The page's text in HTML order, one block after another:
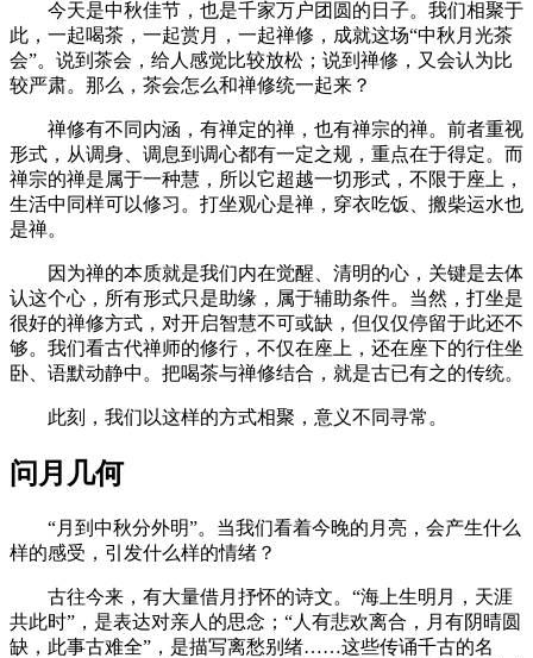
今天是中秋佳节，也是千家万户团圆的日子。我们相聚于
此，一起喝茶，一起赏月，一起禅修，成就这场“中秋月光茶
会”。说到茶会，给人感觉比较放松；说到禅修，又会认为比
较严肃。那么，茶会怎么和禅修统一起来？
禅修有不同内涵，有禅定的禅，也有禅宗的禅。前者重视
形式，从调身、调息到调心都有一定之规，重点在于得定。而
禅宗的禅是属于一种慧，所以它超越一切形式，不限于座上，
生活中同样可以修习。打坐观心是禅，穿衣吃饭、搬柴运水也
是禅。
因为禅的本质就是我们内在觉醒、清明的心，关键是去体
认这个心，所有形式只是助缘，属于辅助条件。当然，打坐是
很好的禅修方式，对开启智慧不可或缺，但仅仅停留于此还不
够。我们看古代禅师的修行，不仅在座上，还在座下的行住坐
卧、语默动静中。把喝茶与禅修结合，就是古已有之的传统。
此刻，我们以这样的方式相聚，意义不同寻常。
问月几何
“月到中秋分外明”。当我们看着今晚的月亮，会产生什么
样的感受，引发什么样的情绪？
古往今来，有大量借月抒怀的诗文。“海上生明月，天涯
共此时”，是表达对亲人的思念；“人有悲欢离合，月有阴晴圆
缺，此事古难全”，是描写离愁别绪……这些传诵千古的名